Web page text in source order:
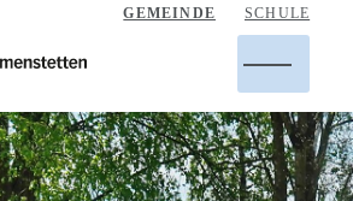
GEMEINDE SCHULE
Hauptnavigation